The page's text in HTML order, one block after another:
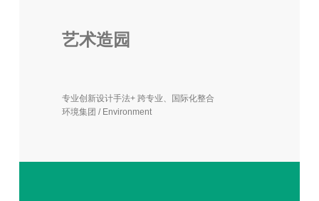
艺术造园
专业创新设计手法+ 跨专业、国际化整合
环境集团 / Environment